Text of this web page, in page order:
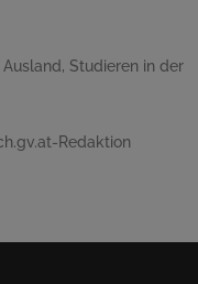
Studieren in der
Redaktion